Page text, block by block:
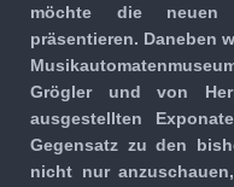
möchte die neuen
präsentieren. Daneben
Grögler und von
ausgestellten
Gegensatz zu den
nicht nur